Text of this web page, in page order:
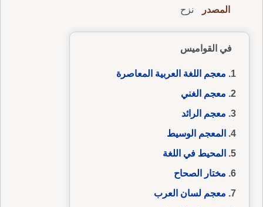
المصدر نزح
في القواميس
معجم اللغة العربية المعاصرة
معجم الغني
معجم الرائد
المعجم الوسيط
المحيط في اللغة
مختار الصحاح
معجم لسان العرب